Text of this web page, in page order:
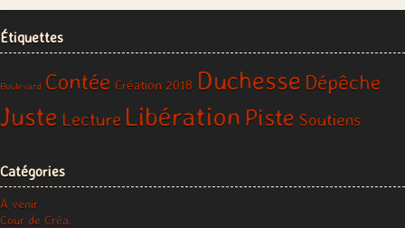
Étiquettes
Boulevard Contée Création 2018 Duchesse Dépêche
Juste Lecture Libération Piste Soutiens
Catégories
À venir
Cour de Créa.